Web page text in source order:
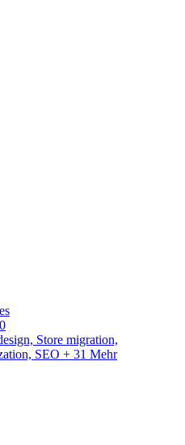
Store migration,
SEO + 31 Mehr